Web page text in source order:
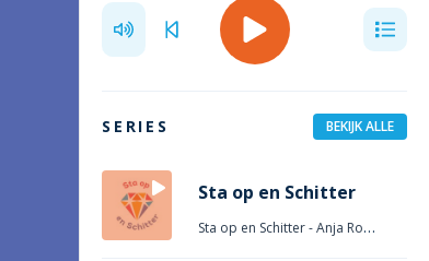
SERIES BEKIJK ALLE
Sta op en Schitter
Sta op en Schitter- Anja Roeygens